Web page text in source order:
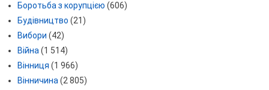
Боротьба з корупцією (606)
Будівництво (21)
Вибори (42)
Війна (1 514)
Вінниця (1 966)
Вінничина (2 805)